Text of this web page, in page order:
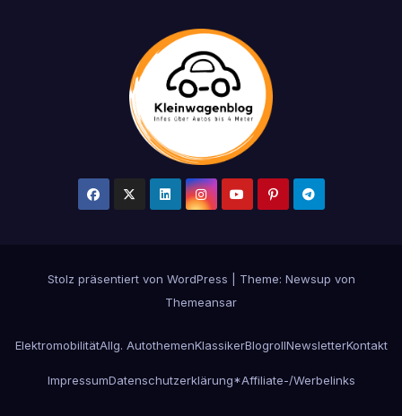
Stolz präsentiert von WordPress
Theme: Newsup von
Themeansar
ElektromobilitätAllg. AutothemenKlassikerBlogrollNewsletterKontakt
ImpressumDatenschutzerklärung*Affiliate-/Werbelinks